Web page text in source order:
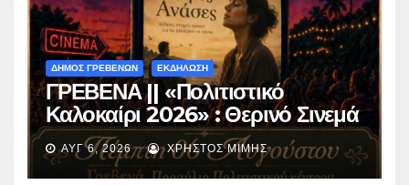
ΔΗΜΟΣ ΓΡΕΒΕΝΩΝ ΕΚΔΗΛΩΣΗ
ΓΡΕΒΕΝΑ || «Πολιτιστικό
Καλοκαίρι 2026» : Θερινό Σινεμά
με την βραβευμένη ταινία
«Μικρές Ανάσες».
ΑΥΓ 6, 2026 ΧΡΉΣΤΟΣ ΜΊΜΗΣ